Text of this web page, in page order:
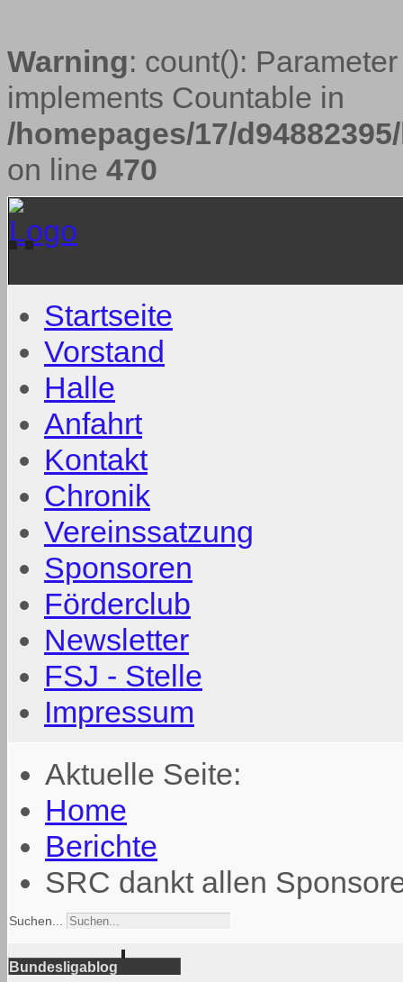
Warning: count():
implements Countable in
/homepages/17/
on line 470
Startseite
Vorstand
Halle
Anfahrt
Kontakt
Chronik
Vereinssatzung
Sponsoren
Förderclub
Newsletter
FSJ - Stelle
Impressum
Aktuelle Seite:
Home
Berichte
SRC dankt allen
Suchen...
Bundesligablog